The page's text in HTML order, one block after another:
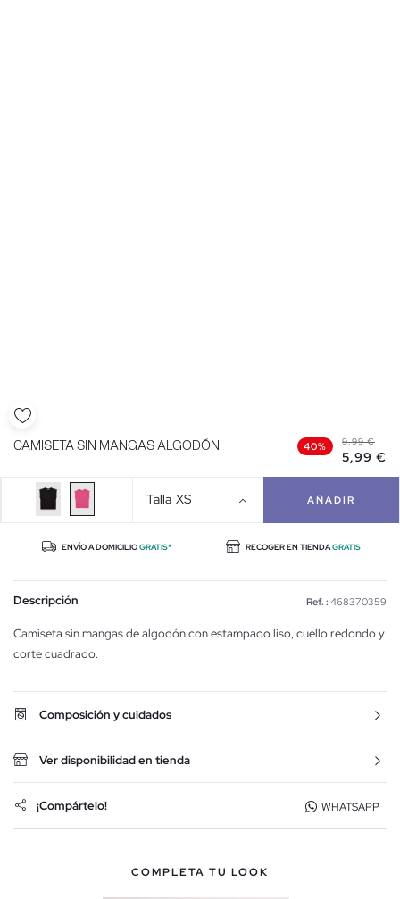
CAMISETA SIN MANGAS ALGODÓN 40% 9,99 €
5,99 €
Talla XS AÑADIR
ENVÍO A DOMICILIOGRATIS* RECOGER EN TIENDAGRATIS
Descripción Ref. : 468370359
Camiseta sin mangas de algodón con estampado liso, cuello redondo y
corte cuadrado.
Composición y cuidados
Ver disponibilidad en tienda
¡Compártelo! WHATSAPP
COMPLETA TU LOOK